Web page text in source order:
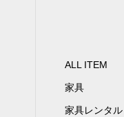
ALL ITEM
家具
家具レンタル